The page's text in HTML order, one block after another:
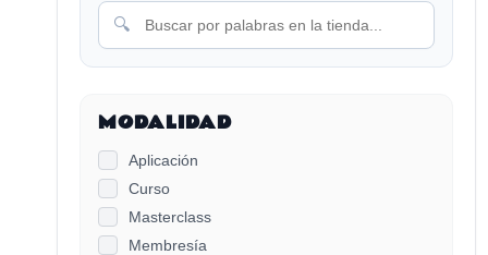
🔍
MODALIDAD
Aplicación
Curso
Masterclass
Membresía